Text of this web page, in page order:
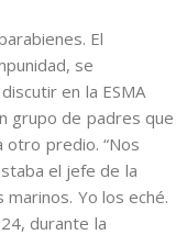
El
se
en la ESMA
grupo de padres que
otro predio. “Nos
el jefe de la
Yo los eché.
durante la